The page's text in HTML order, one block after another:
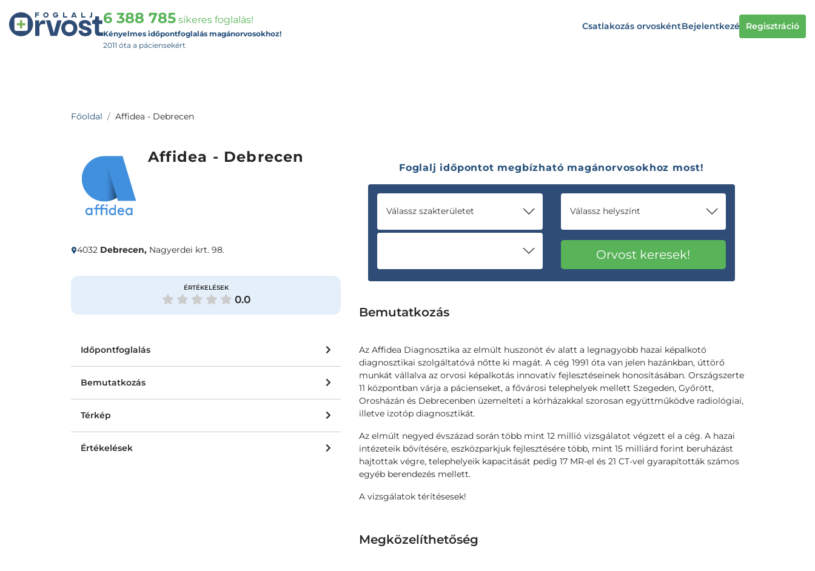
6 388 785 sikeres foglalás!
Kényelmes időpontfoglalás magánorvosokhoz!
2011 óta a páciensekért
Csatlakozás orvoskéntBejelentkezés Regisztráció
Főoldal Affidea - Debrecen
Affidea - Debrecen
ÉRTÉKELÉSEK
0.0
4032 Debrecen, Nagyerdei krt. 98.
Időpontfoglalás
Bemutatkozás
Térkép
Értékelések
Foglalj időpontot megbízható magánorvosokhoz most!
Válassz szakterületet Válassz helyszínt
Bemutatkozás
Az Affidea Diagnosztika az elmúlt huszonöt év alatt a legnagyobb hazai képalkotó
diagnosztikai szolgáltatóvá nőtte ki magát. A cég 1991 óta van jelen hazánkban, úttörő
munkát vállalva az orvosi képalkotás innovatív fejlesztéseinek honosításában. Országszerte
11 központban várja a pácienseket, a fővárosi telephelyek mellett Szegeden, Győrött,
Orosházán és Debrecenben üzemelteti a kórházakkal szorosan együttműködve radiológiai,
illetve izotóp diagnosztikát.
Az elmúlt negyed évszázad során több mint 12 millió vizsgálatot végzett el a cég. A hazai
intézeteik bővítésére, eszközparkjuk fejlesztésére több, mint 15 milliárd forint beruházást
hajtottak végre, telephelyeik kapacitását pedig 17 MR-el és 21 CT-vel gyarapították számos
egyéb berendezés mellett.
A vizsgálatok térítésesek!
Megközelíthetőség